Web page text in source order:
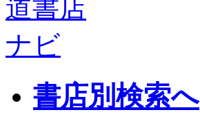
書店別検索へ